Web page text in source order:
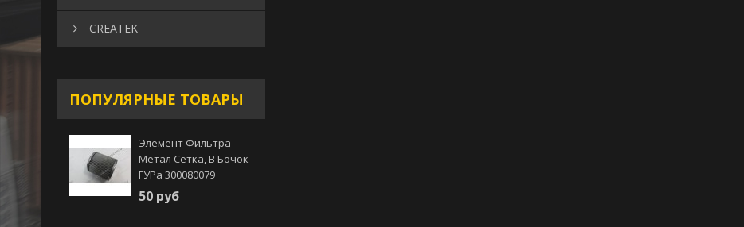
CREATEK
ПОПУЛЯРНЫЕ ТОВАРЫ
Элемент Фильтра
Метал Сетка, В Бочок
ГУРа 300080079
50 руб